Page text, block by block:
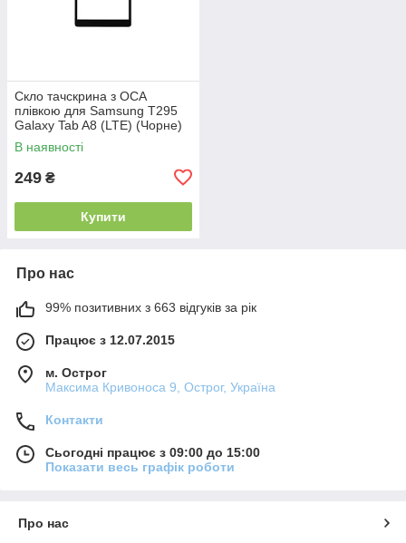
Скло тачскрина з OCA
плівкою для Samsung T295
Galaxy Tab A8 (LTE) (Чорне)
В наявності
249 ₴
Купити
Про нас
99% позитивних з 663 відгуків за рік
Працює з 12.07.2015
м. Острог
Максима Кривоноса 9, Острог, Україна
Контакти
Сьогодні працює з 09:00 до 15:00
Показати весь графік роботи
Про нас